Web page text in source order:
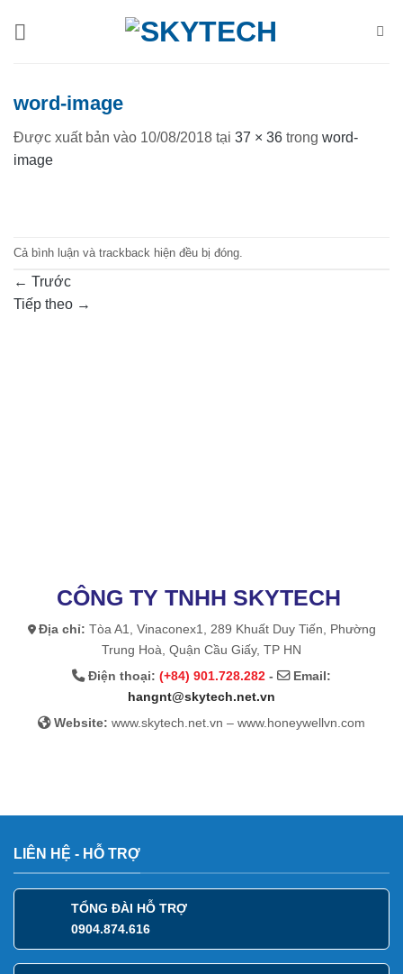
word-image
Được xuất bản vào 10/08/2018 tại 37 × 36 trong word-
image
Cả bình luận và trackback hiện đều bị đóng.
← Trước
Tiếp theo →
CÔNG TY TNHH SKYTECH
Địa chỉ: Tòa A1, Vinaconex1, 289 Khuất Duy Tiến, Phường
Trung Hoà, Quận Cầu Giấy, TP HN
Điện thoại: (+84) 901.728.282 -
Email:
hangnt@skytech.net.vn
Website: www.skytech.net.vn – www.honeywellvn.com
LIÊN HỆ - HỖ TRỢ
TỔNG ĐÀI HỖ TRỢ
0904.874.616